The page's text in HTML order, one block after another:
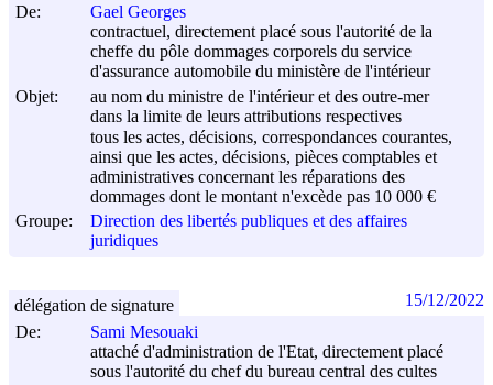
De:
Gael Georges
contractuel, directement placé sous l'autorité de la
cheffe du pôle dommages corporels du service
d'assurance automobile du ministère de l'intérieur
Objet:
au nom du ministre de l'intérieur et des outre-mer
dans la limite de leurs attributions respectives
tous les actes, décisions, correspondances courantes,
ainsi que les actes, décisions, pièces comptables et
administratives concernant les réparations des
dommages dont le montant n'excède pas 10 000 €
Groupe:
Direction des libertés publiques et des affaires
juridiques
De:
Sami Mesouaki
attaché d'administration de l'Etat, directement placé
sous l'autorité du chef du bureau central des cultes
délégation de signature 15/12/2022